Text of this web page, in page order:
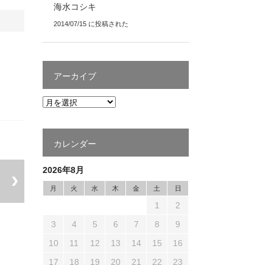
海水コシキ
2014/07/15 に投稿された
アーカイブ
カレンダー
2026年8月
月 火 水 木 金 土 日
1
2
3
4 5 6 7 8
9
10
11 12 13 14 15
16
17
18 19 20 21 22 23